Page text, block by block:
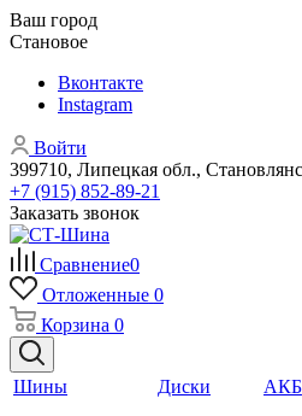
Ваш город
Становое
Вконтакте
Instagram
Войти
399710, Липецкая обл.,
+7 (915) 852-89-21
Заказать звонок
Сравнение0
Отложенные 0
Корзина 0
Шины
Диски
АКБ